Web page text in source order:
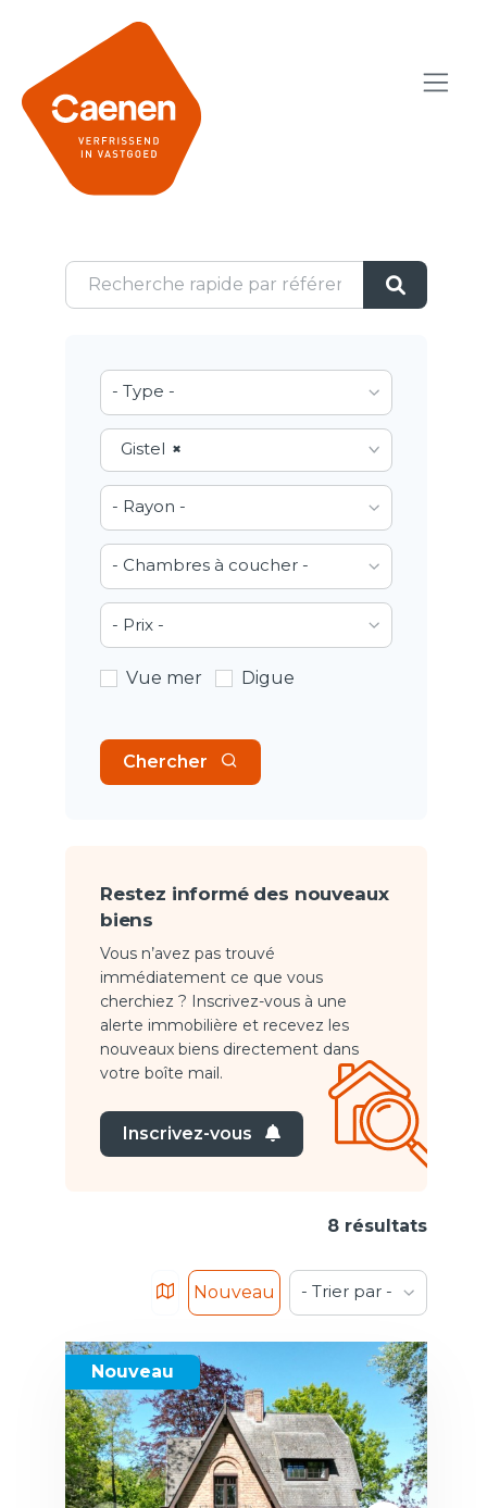
- Type -
Gistel ×
- Rayon -
- Chambres à coucher -
- Prix -
Vue mer Digue
Chercher
Restez informé des nouveaux
biens
Vous n’avez pas trouvé
immédiatement ce que vous
cherchiez ? Inscrivez-vous à une
alerte immobilière et recevez les
nouveaux biens directement dans
votre boîte mail.
Inscrivez-vous
8 résultats
Nouveau - Trier par -
Nouveau